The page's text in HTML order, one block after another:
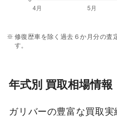
修復歴車を除く過去６か月分の査
す。
年式別 買取相場情報
ガリバーの豊富な買取